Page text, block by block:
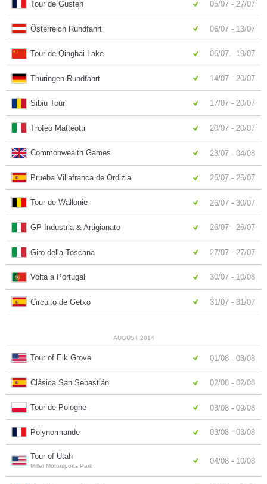
Tour de Gusten 05/07 - 27/07
Österreich Rundfahrt 06/07 - 13/07
Tour de Qinghai Lake 06/07 - 19/07
Thüringen-Rundfahrt 14/07 - 20/07
Sibiu Tour 17/07 - 20/07
Trofeo Matteotti 20/07 - 20/07
Commonwealth Games 23/07 - 04/08
Prueba Villafranca de Ordizia 25/07 - 25/07
Tour de Wallonie 26/07 - 30/07
GP Industria & Artigianato 26/07 - 26/07
Giro della Toscana 27/07 - 27/07
Volta a Portugal 30/07 - 10/08
Circuito de Getxo 31/07 - 31/07
AUGUST 2014
Tour of Elk Grove 01/08 - 03/08
Clásica San Sebastián 02/08 - 02/08
Tour de Pologne 03/08 - 09/08
Polynormande 03/08 - 03/08
Tour of Utah
Miller Motorsports Park
04/08 - 10/08